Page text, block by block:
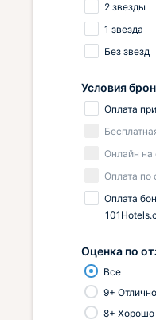
2 звезды
1 звезда
Без звезд
Условия
Оплата
Онлайн на
Оплата по
Оплата
Оценка по
Все
9+ Отлично
8+ Хорошо